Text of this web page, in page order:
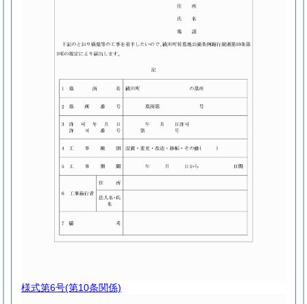
様式第6号(第10条関係)